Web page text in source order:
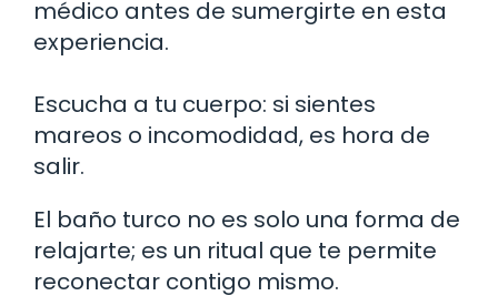
médico antes de sumergirte en esta
experiencia.
Escucha a tu cuerpo: si sientes
mareos o incomodidad, es hora de
salir.
El baño turco no es solo una forma de
relajarte; es un ritual que te permite
reconectar contigo mismo.